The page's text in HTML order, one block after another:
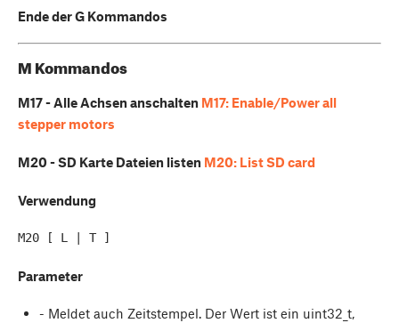
Ende der G Kommandos
M Kommandos
M17 - Alle Achsen anschalten M17: Enable/Power all
stepper motors
M20 - SD Karte Dateien listen M20: List SD card
Verwendung
Parameter
- Meldet auch Zeitstempel. Der Wert ist ein uint32_t,